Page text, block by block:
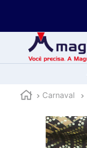
Carnaval